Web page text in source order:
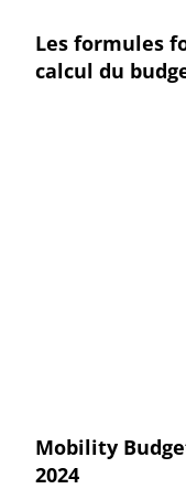
Les formules
calcul du
Mobility
2024